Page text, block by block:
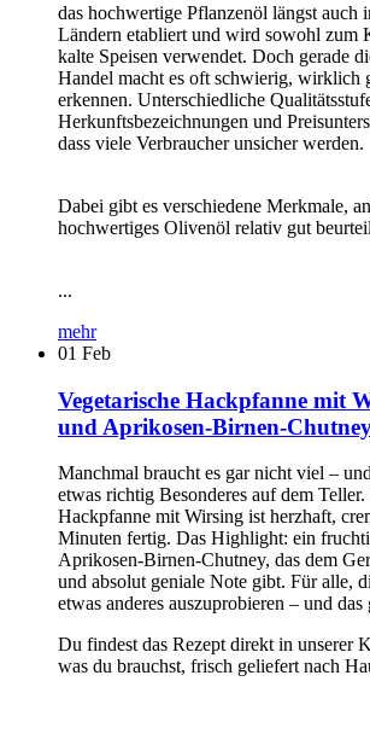
das hochwertige Pflanzenöl längst auch
Ländern etabliert und wird sowohl zum
kalte Speisen verwendet. Doch gerade
Handel macht es oft schwierig, wirklich
erkennen. Unterschiedliche
Herkunftsbezeichnungen und
dass viele Verbraucher unsicher werden.
Dabei gibt es verschiedene Merkmale,
hochwertiges Olivenöl relativ gut
...
mehr
01 Feb
Vegetarische Hackpfanne mit
und Aprikosen-Birnen-
Manchmal braucht es gar nicht viel –
etwas richtig Besonderes auf dem
Hackpfanne mit Wirsing ist herzhaft,
Minuten fertig. Das Highlight: ein
Aprikosen-Birnen-Chutney, das dem
und absolut geniale Note gibt. Für alle,
etwas anderes auszuprobieren – und
Du findest das Rezept direkt in unserer
was du brauchst, frisch geliefert nach